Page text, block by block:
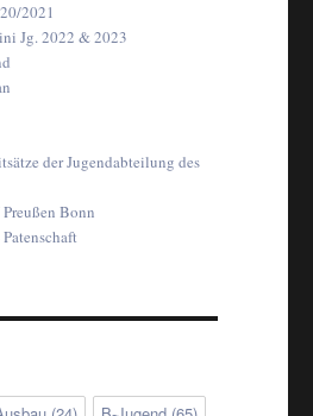
2021
Jg. 2022 & 2023
der Jugendabteilung des
Bonn